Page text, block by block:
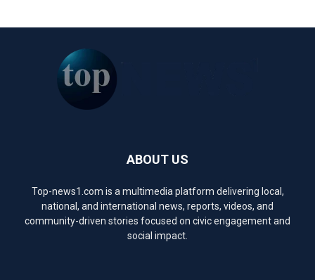
ABOUT US
Top-news1.com is a multimedia platform delivering local,
national, and international news, reports, videos, and
community-driven stories focused on civic engagement and
social impact.